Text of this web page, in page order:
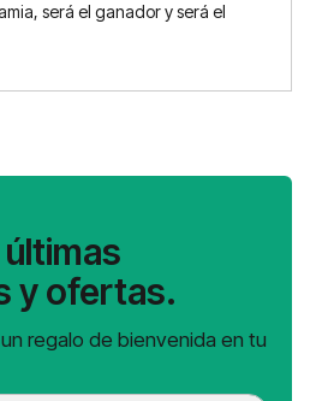
será el ganador y será el
y ofertas.
regalo de bienvenida en tu